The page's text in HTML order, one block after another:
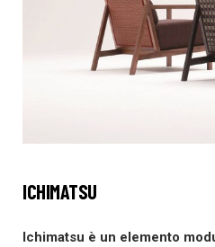
ICHIMATSU
Ichimatsu è un elemento